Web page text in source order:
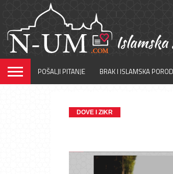
POŠALJI PITANJE BRAK I ISLAMSKA
DOVE I ZIKR